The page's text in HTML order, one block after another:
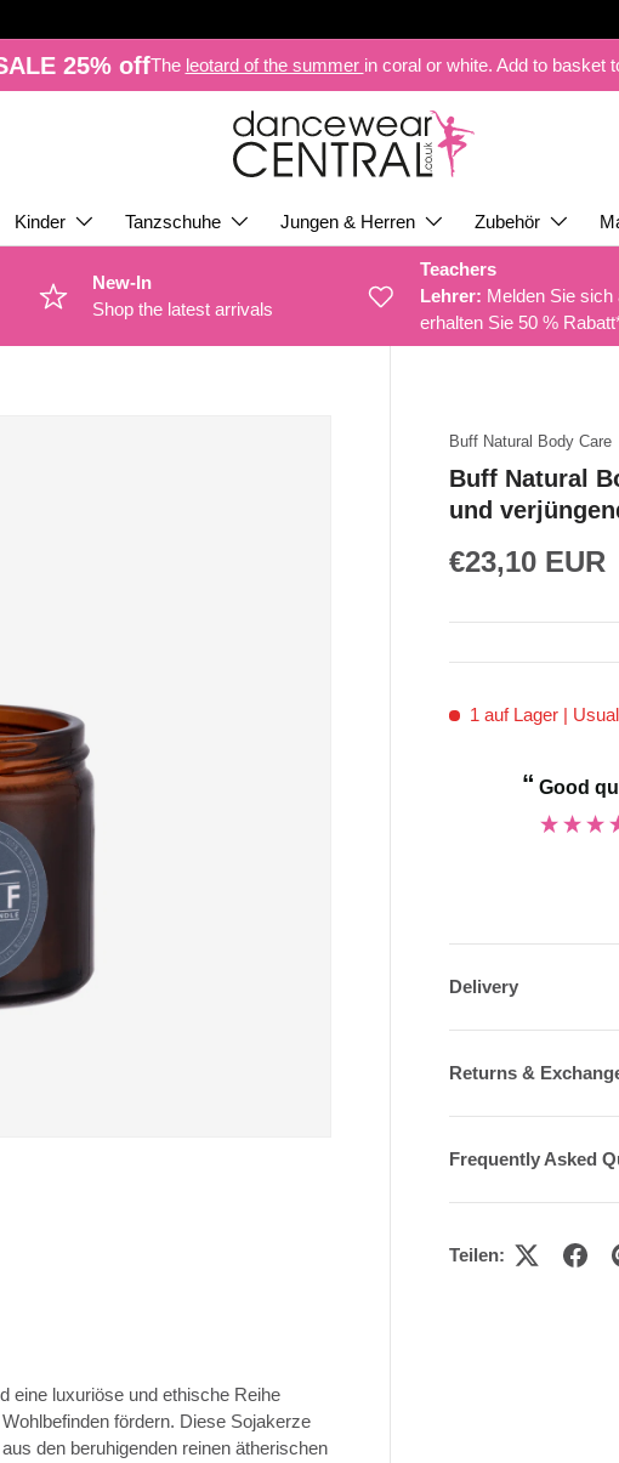
25% offThe leotard of the summer in coral or white. Add to basket
Kinder Tanzschuhe Jungen & Herren Zubehör
New-In
Shop the latest arrivals
Teachers
Lehrer: Melden Sie sich
erhalten Sie 50 %
Buff Natural Body Care
Buff Natural
und
€23,10 EUR
1 auf Lager |
“Very helpful staff and prompt delivery of my
dance shoes.
“
Good
Delivery
Returns &
Frequently Asked
Teilen:
eine luxuriöse und ethische Reihe
fördern. Diese Sojakerze
den beruhigenden reinen ätherischen